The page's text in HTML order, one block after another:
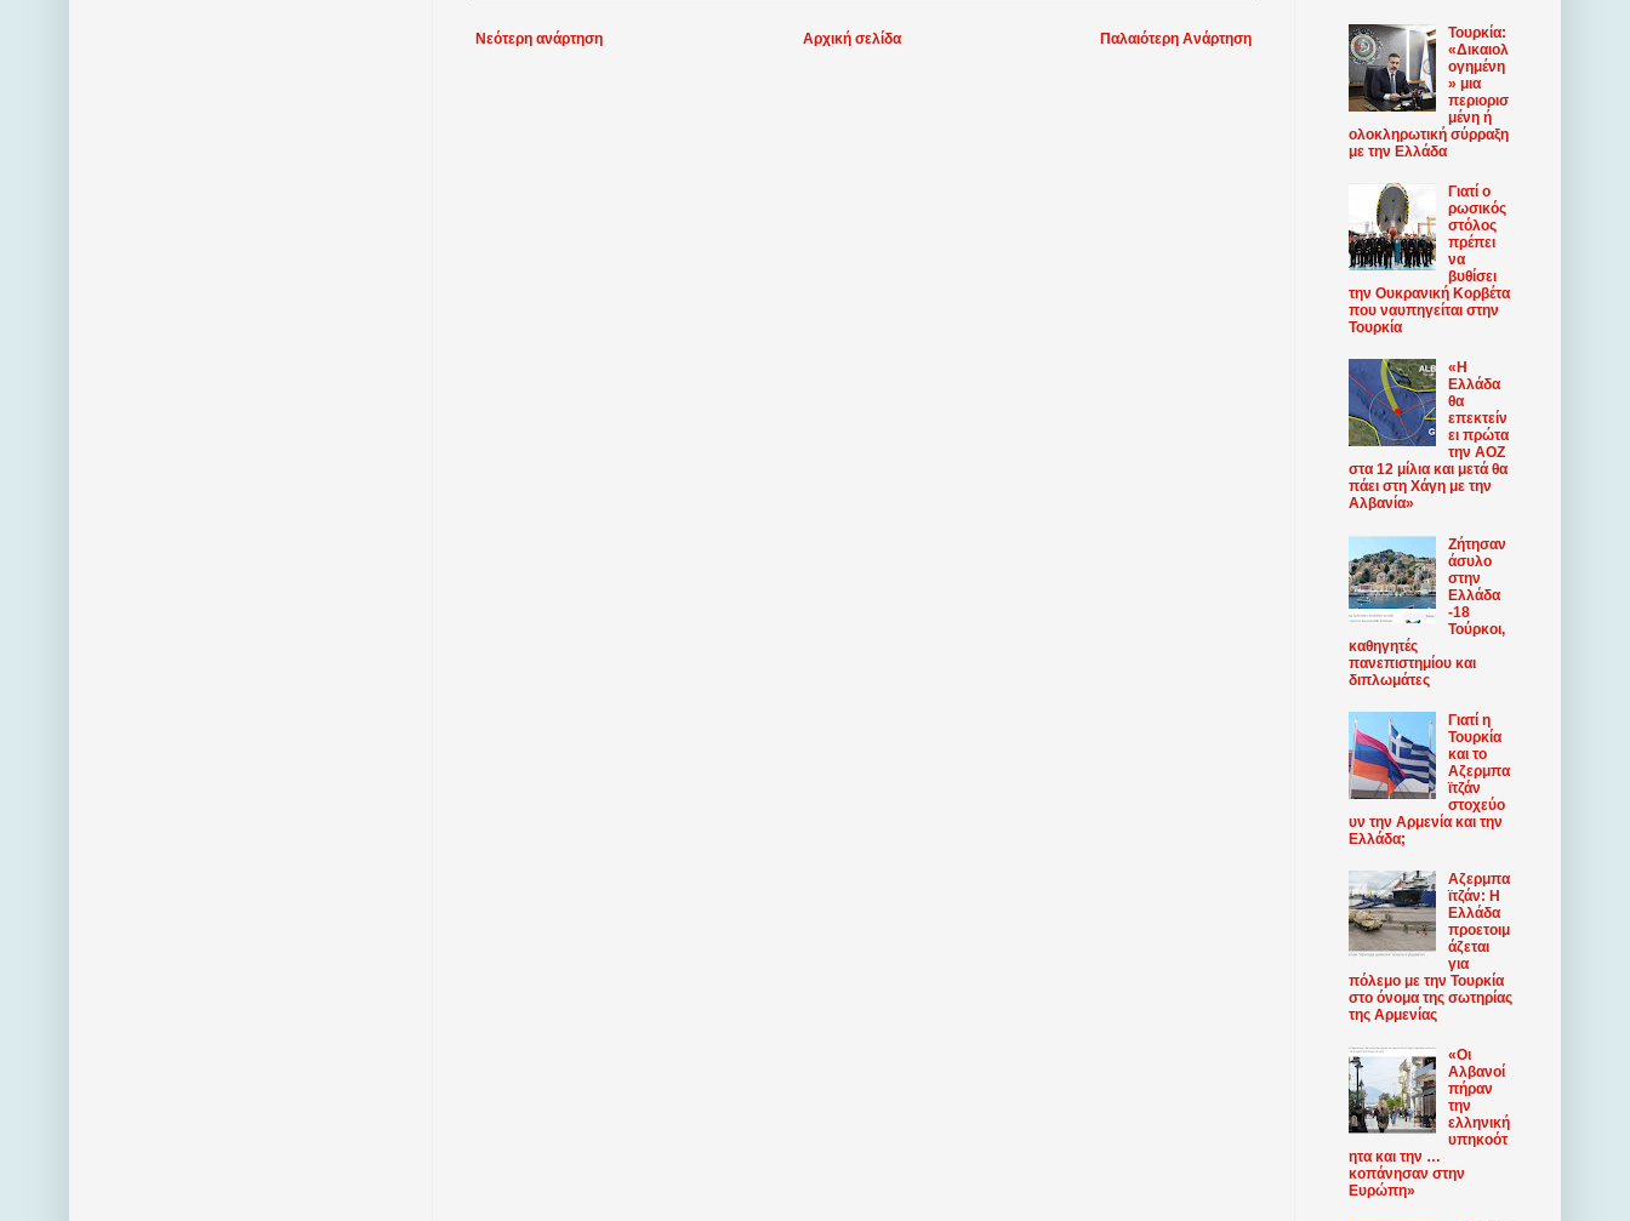
Νεότερη ανάρτηση Παλαιότερη Ανάρτηση
Αρχική σελίδα
Τουρκία:
«Δικαιολ
ογημένη
» μια
περιορισ
μένη ή
ολοκληρωτική σύρραξη
με την Ελλάδα
Γιατί ο
ρωσικός
στόλος
πρέπει
να
βυθίσει
την Ουκρανική Κορβέτα
που ναυπηγείται στην
Τουρκία
«Η
Ελλάδα
θα
επεκτείν
ει πρώτα
την ΑΟΖ
στα 12 μίλια και μετά θα
πάει στη Χάγη με την
Αλβανία»
Ζήτησαν
άσυλο
στην
Ελλάδα
-18
Τούρκοι,
καθηγητές
πανεπιστημίου και
διπλωμάτες
Γιατί η
Τουρκία
και το
Αζερμπα
ϊτζάν
στοχεύο
υν την Αρμενία και την
Ελλάδα;
Αζερμπα
ϊτζάν: Η
Ελλάδα
προετοιμ
άζεται
για
πόλεμο με την Τουρκία
στο όνομα της σωτηρίας
της Αρμενίας
«Οι
Αλβανοί
πήραν
την
ελληνική
υπηκοότ
ητα και την …
κοπάνησαν στην
Ευρώπη»